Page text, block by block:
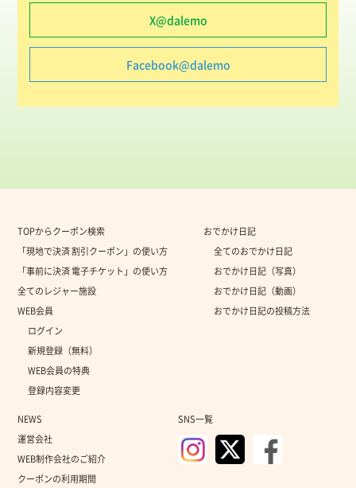
X@dalemo
Facebook@dalemo
TOPからクーポン検索
「現地で決済 割引クーポン」の使い方
「事前に決済 電子チケット」の使い方
全てのレジャー施設
WEB会員
ログイン
新規登録（無料）
WEB会員の特典
登録内容変更
おでかけ日記
全てのおでかけ日記
おでかけ日記（写真）
おでかけ日記（動画）
おでかけ日記の投稿方法
NEWS
運営会社
WEB制作会社のご紹介
クーポンの利用期間
SNS一覧